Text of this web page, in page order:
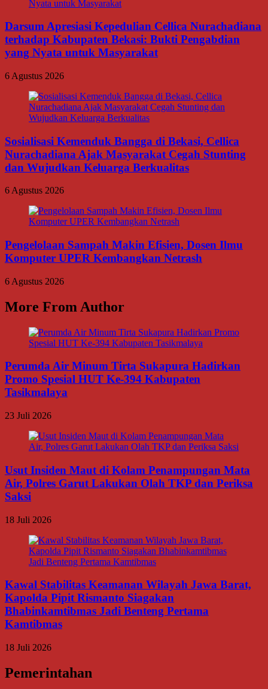
Darsum Apresiasi Kepedulian Cellica Nurachadiana
terhadap Kabupaten Bekasi: Bukti Pengabdian
yang Nyata untuk Masyarakat
6 Agustus 2026
Sosialisasi Kemenduk Bangga di Bekasi, Cellica
Nurachadiana Ajak Masyarakat Cegah Stunting
dan Wujudkan Keluarga Berkualitas
6 Agustus 2026
Pengelolaan Sampah Makin Efisien, Dosen Ilmu
Komputer UPER Kembangkan Netrash
6 Agustus 2026
More From Author
Perumda Air Minum Tirta Sukapura Hadirkan
Promo Spesial HUT Ke-394 Kabupaten
Tasikmalaya
23 Juli 2026
Usut Insiden Maut di Kolam Penampungan Mata
Air, Polres Garut Lakukan Olah TKP dan Periksa
Saksi
18 Juli 2026
Kawal Stabilitas Keamanan Wilayah Jawa Barat,
Kapolda Pipit Rismanto Siagakan
Bhabinkamtibmas Jadi Benteng Pertama
Kamtibmas
18 Juli 2026
Pemerintahan